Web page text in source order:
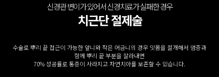
신경관 변이가 있어서 신경치료가 실패한 경우
치근단 절제술
수술로 뿌리 끝 접근이 가능한 앞니와 작은 어금니의 경우 잇몸을 절개해서 염증과
함께 뿌리 끝 부분을 잘라내면
70% 성공률로 통증이 사라지고 자연치아를 보존할 수 있습니다.